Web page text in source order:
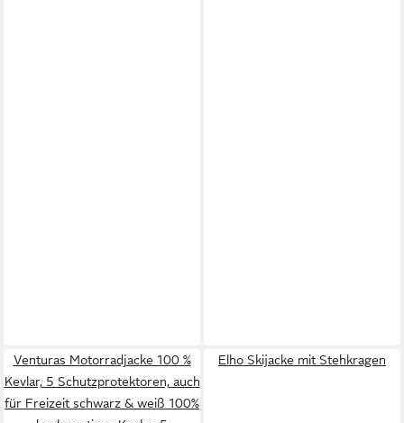
Venturas Motorradjacke 100 %
Kevlar, 5 Schutzprotektoren, auch
für Freizeit schwarz & weiß 100%
Elho Skijacke mit Stehkragen